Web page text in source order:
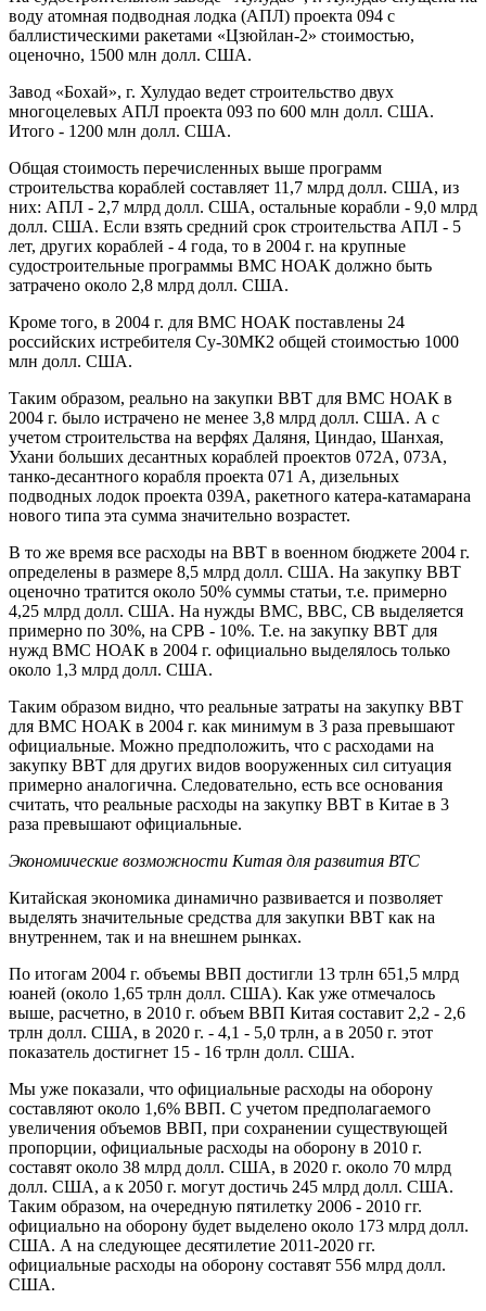
воду атомная подводная лодка (АПЛ) проекта 094 с
баллистическими ракетами «Цзюйлан-2» стоимостью,
оценочно, 1500 млн долл. США.
Завод «Бохай», г. Хулудао ведет строительство двух
многоцелевых АПЛ проекта 093 по 600 млн долл. США.
Итого - 1200 млн долл. США.
Общая стоимость перечисленных выше программ
строительства кораблей составляет 11,7 млрд долл. США, из
них: АПЛ - 2,7 млрд долл. США, остальные корабли - 9,0 млрд
долл. США. Если взять средний срок строительства АПЛ - 5
лет, других кораблей - 4 года, то в 2004 г. на крупные
судостроительные программы ВМС НОАК должно быть
затрачено около 2,8 млрд долл. США.
Кроме того, в 2004 г. для ВМС НОАК поставлены 24
российских истребителя Су-30МК2 общей стоимостью 1000
млн долл. США.
Таким образом, реально на закупки ВВТ для ВМС НОАК в
2004 г. было истрачено не менее 3,8 млрд долл. США. А с
учетом строительства на верфях Даляня, Циндао, Шанхая,
Ухани больших десантных кораблей проектов 072А, 073А,
танко-десантного корабля проекта 071 А, дизельных
подводных лодок проекта 039А, ракетного катера-катамарана
нового типа эта сумма значительно возрастет.
В то же время все расходы на ВВТ в военном бюджете 2004 г.
определены в размере 8,5 млрд долл. США. На закупку ВВТ
оценочно тратится около 50% суммы статьи, т.е. примерно
4,25 млрд долл. США. На нужды ВМС, ВВС, СВ выделяется
примерно по 30%, на СРВ - 10%. Т.е. на закупку ВВТ для
нужд ВМС НОАК в 2004 г. официально выделялось только
около 1,3 млрд долл. США.
Таким образом видно, что реальные затраты на закупку ВВТ
для ВМС НОАК в 2004 г. как минимум в 3 раза превышают
официальные. Можно предположить, что с расходами на
закупку ВВТ для других видов вооруженных сил ситуация
примерно аналогична. Следовательно, есть все основания
считать, что реальные расходы на закупку ВВТ в Китае в 3
раза превышают официальные.
Экономические возможности Китая для развития ВТС
Китайская экономика динамично развивается и позволяет
выделять значительные средства для закупки ВВТ как на
внутреннем, так и на внешнем рынках.
По итогам 2004 г. объемы ВВП достигли 13 трлн 651,5 млрд
юаней (около 1,65 трлн долл. США). Как уже отмечалось
выше, расчетно, в 2010 г. объем ВВП Китая составит 2,2 - 2,6
трлн долл. США, в 2020 г. - 4,1 - 5,0 трлн, а в 2050 г. этот
показатель достигнет 15 - 16 трлн долл. США.
Мы уже показали, что официальные расходы на оборону
составляют около 1,6% ВВП. С учетом предполагаемого
увеличения объемов ВВП, при сохранении существующей
пропорции, официальные расходы на оборону в 2010 г.
составят около 38 млрд долл. США, в 2020 г. около 70 млрд
долл. США, а к 2050 г. могут достичь 245 млрд долл. США.
Таким образом, на очередную пятилетку 2006 - 2010 гг.
официально на оборону будет выделено около 173 млрд долл.
США. А на следующее десятилетие 2011-2020 гг.
официальные расходы на оборону составят 556 млрд долл.
США.